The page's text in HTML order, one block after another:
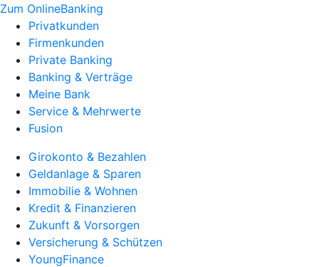
Zum OnlineBanking
Privatkunden
Firmenkunden
Private Banking
Banking & Verträge
Meine Bank
Service & Mehrwerte
Fusion
Girokonto & Bezahlen
Geldanlage & Sparen
Immobilie & Wohnen
Kredit & Finanzieren
Zukunft & Vorsorgen
Versicherung & Schützen
YoungFinance